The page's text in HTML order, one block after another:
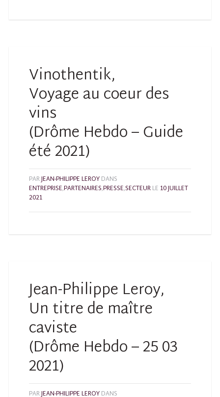
Vinothentik,
Voyage au coeur des
vins
(Drôme Hebdo – Guide
été 2021)
PARJEAN-PHILIPPE LEROYDANS
ENTREPRISE,PARTENAIRES,PRESSE,SECTEURLE 10 JUILLET
2021
Jean-Philippe Leroy,
Un titre de maître
caviste
(Drôme Hebdo – 25 03
2021)
PARJEAN-PHILIPPE LEROYDANS